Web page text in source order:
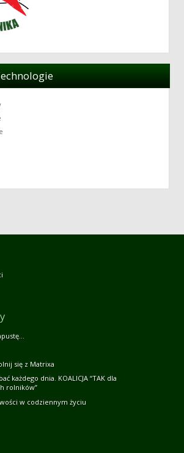
się z Matrixa
każdego dnia. KOALICJA “TAK dla
rolników”
w codziennym życiu